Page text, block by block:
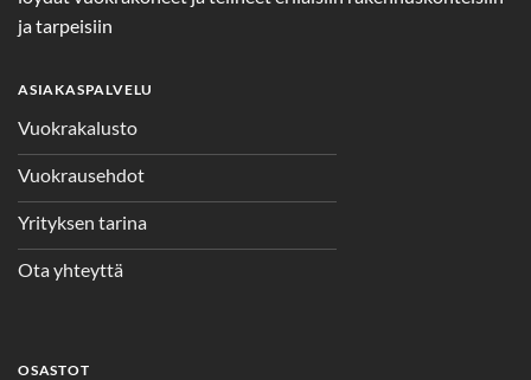
ja tarpeisiin
ASIAKASPALVELU
Vuokrakalusto
Vuokrausehdot
Yrityksen tarina
Ota yhteyttä
OSASTOT